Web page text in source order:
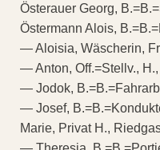
Österauer Georg,
Östermann Alois,
— Aloisia, Wäscherin,
— Anton, Off.=Stellv.,
— Jodok,
— Josef,
Marie, Privat H.,